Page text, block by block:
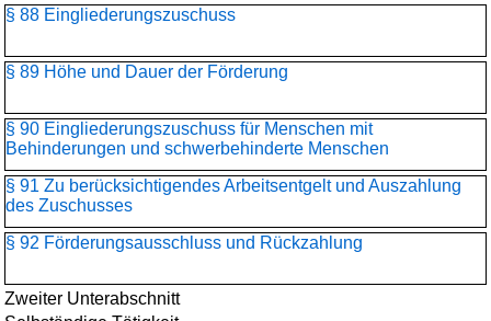
§ 88 Eingliederungszuschuss
§ 89 Höhe und Dauer der Förderung
§ 90 Eingliederungszuschuss für Menschen mit
Behinderungen und schwerbehinderte Menschen
§ 91 Zu berücksichtigendes Arbeitsentgelt und Auszahlung
des Zuschusses
§ 92 Förderungsausschluss und Rückzahlung
Zweiter Unterabschnitt